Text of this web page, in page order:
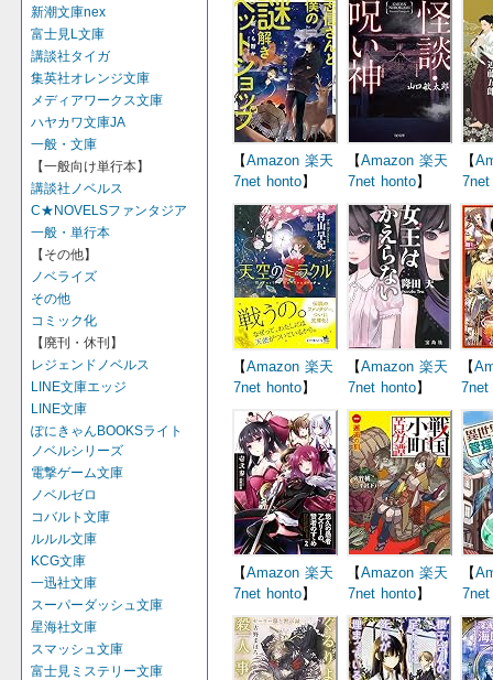
新潮文庫nex
富士見L文庫
講談社タイガ
集英社オレンジ文庫
メディアワークス文庫
ハヤカワ文庫JA
一般・文庫
【一般向け単行本】
講談社ノベルス
C★NOVELSファンタジア
一般・単行本
【その他】
ノベライズ
その他
コミック化
【廃刊・休刊】
レジェンドノベルス
LINE文庫エッジ
LINE文庫
ぽにきゃんBOOKSライト
ノベルシリーズ
電撃ゲーム文庫
ノベルゼロ
コバルト文庫
ルルル文庫
KCG文庫
一迅社文庫
スーパーダッシュ文庫
星海社文庫
スマッシュ文庫
富士見ミステリー文庫
【Amazon 楽天
7net honto】
【Amazon 楽天
7net honto】
【
7net
【Amazon 楽天
7net honto】
【Amazon 楽天
7net honto】
【
7net
【Amazon 楽天
7net honto】
【Amazon 楽天
7net honto】
【
7net